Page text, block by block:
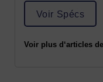
Voir Spécs
Voir plus d‘articles